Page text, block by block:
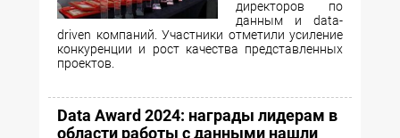
директоров по
данным и data-
driven компаний. Участники отметили усиление
конкуренции и рост качества представленных
проектов.
Data Award 2024: награды лидерам в
области работы с данными нашли